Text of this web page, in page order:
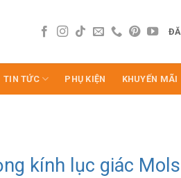
TIN TỨC PHỤ KIỆN KHUYẾN MÃI
kính lục giác